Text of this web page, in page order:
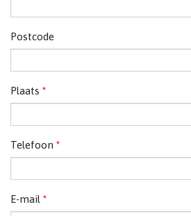
Postcode
Plaats *
Telefoon *
E-mail *